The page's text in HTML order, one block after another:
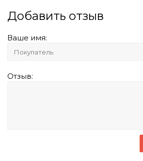
Добавить отзыв
Ваше имя:
Отзыв: